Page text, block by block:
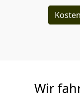
Wir